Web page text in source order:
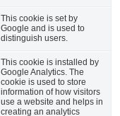
This cookie is set by
Google and is used to
distinguish users.
This cookie is installed by
Google Analytics. The
cookie is used to store
information of how visitors
use a website and helps in
creating an analytics